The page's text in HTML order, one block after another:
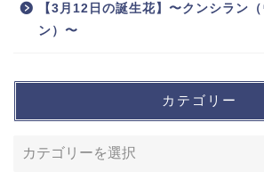
【3月12日の誕生花】〜クンシラン
ン）〜
カテゴリー